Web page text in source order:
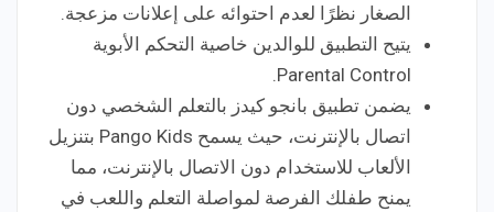
الصغار نظرًا لعدم احتوائه على إعلانات مزعجة.
يتيح التطبيق للوالدين خاصية التحكم الأبوية
Parental Control.
يضمن تطبيق بانجو كيدز بالتعلم الشخصي دون
اتصال بالإنترنت، حيث يسمح Pango Kids بتنزيل
الألعاب للاستخدام دون الاتصال بالإنترنت، مما
يمنح طفلك الفرصة لمواصلة التعلم واللعب في